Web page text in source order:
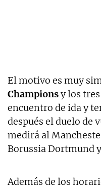
El motivo es muy
Championsy los
encuentro de ida y
después el duelo de
medirá al
Borussia Dortmund
Además de los